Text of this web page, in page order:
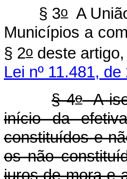
§ 3oA
Municípios a
§ 2odeste
Lei nº 11.481, de
§ 4oA
início da
constituídos e
os não
juros de